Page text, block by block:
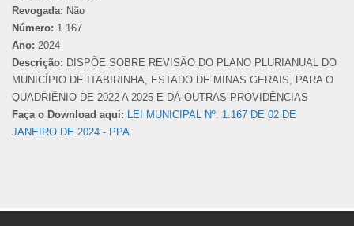
Revogada: Não
Número: 1.167
Ano: 2024
Descrição: DISPÕE SOBRE REVISÃO DO PLANO PLURIANUAL DO
MUNICÍPIO DE ITABIRINHA, ESTADO DE MINAS GERAIS, PARA O
QUADRIÊNIO DE 2022 A 2025 E DÁ OUTRAS PROVIDÊNCIAS
Faça o Download aqui: LEI MUNICIPAL Nº. 1.167 DE 02 DE
JANEIRO DE 2024 - PPA